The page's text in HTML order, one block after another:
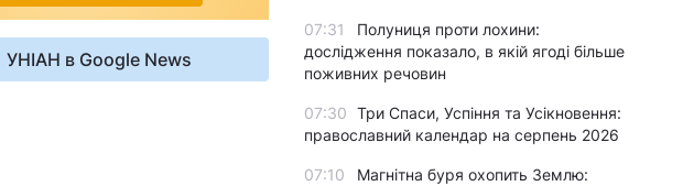
УНІАН в Google News
07:31
Полуниця проти лохини:
дослідження показало, в якій ягоді більше
поживних речовин
07:30 Три Спаси, Успіння та Усікновення:
православний календар на серпень 2026
07:10
Магнітна буря охопить Землю: